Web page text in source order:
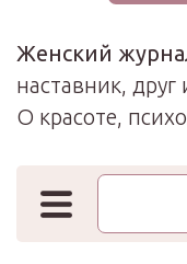
Женский
наставник, друг
О красоте,
Поиск по